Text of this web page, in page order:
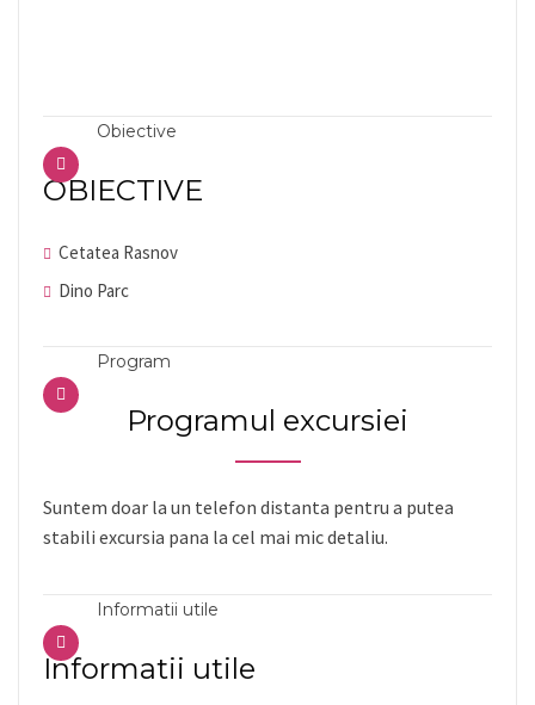
Obiective
OBIECTIVE
Cetatea Rasnov
Dino Parc
Program
Programul excursiei
Suntem doar la un telefon distanta pentru a putea
stabili excursia pana la cel mai mic detaliu.
Informatii utile
Informatii utile